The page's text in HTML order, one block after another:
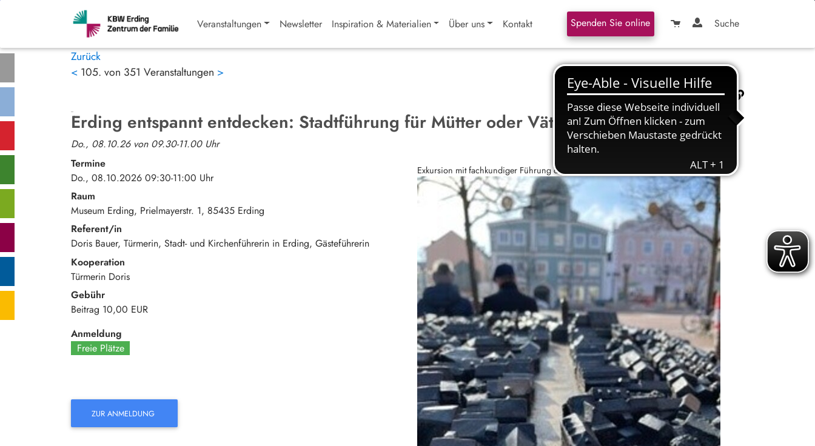
Veranstaltungen Newsletter Inspiration & Materialien Über uns Kontakt Spenden Sie online Suche
Zurück
< 105. von 351 Veranstaltungen >
Erding entspannt entdecken: Stadtführung für Mütter oder Väter mit Kinderwagen
Do., 08.10.26 von 09.30-11.00 Uhr
Exkursion mit fachkundiger Führung durch die Erdinger Innenstadt
Termine
Do., 08.10.2026 09:30-11:00 Uhr
Raum
Museum Erding Prielmayerstr. 1 85435 Erding
Referent/in
Doris Bauer, Türmerin, Stadt- und Kirchenführerin in Erding, Gästeführerin
Kooperation
Türmerin Doris
Gebühr
Beitrag 10,00 EUR
Anmeldung
Freie Plätze
ZUR ANMELDUNG